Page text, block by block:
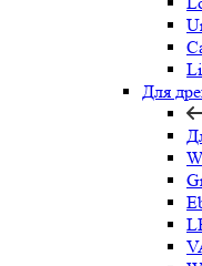
Для